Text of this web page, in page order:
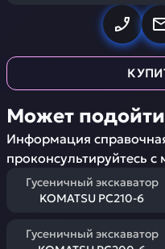
Может
Информация
проконсультируйтесь
Гусеничный экскаватор
KOMATSU PC210-6
Гусеничный экскаватор